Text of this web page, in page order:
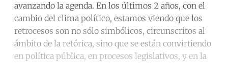
avanzando la agenda. En los últimos 2 años, con el
cambio del clima político, estamos viendo que los
retrocesos son no sólo simbólicos, circunscritos al
ámbito de la retórica, sino que se están convirtiendo
en política pública, en procesos legislativos, y en la